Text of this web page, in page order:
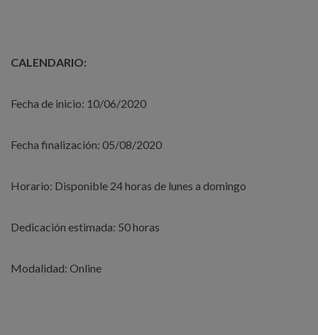
CALENDARIO:
Fecha de inicio: 10/06/2020
Fecha finalización: 05/08/2020
Horario: Disponible 24 horas de lunes a domingo
Dedicación estimada: 50 horas
Modalidad: Online